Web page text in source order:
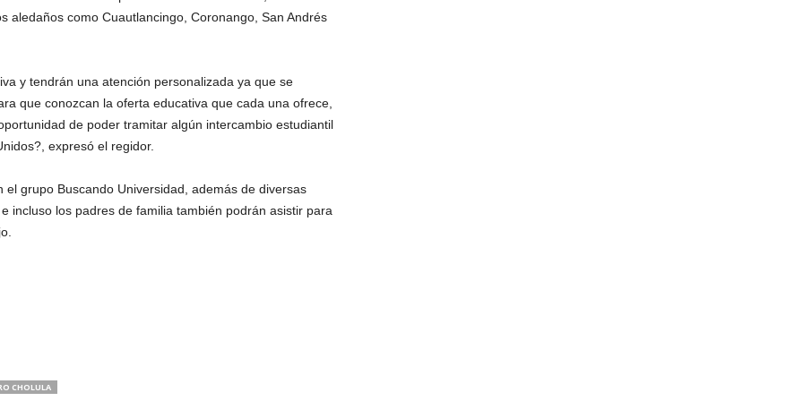
aledaños como Cuautlancingo, Coronango, San Andrés
y tendrán una atención personalizada ya que se
que conozcan la oferta educativa que cada una ofrece,
de poder tramitar algún intercambio estudiantil
expresó el regidor.
grupo Buscando Universidad, además de diversas
incluso los padres de familia también podrán asistir para
CHOLULA